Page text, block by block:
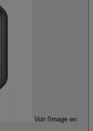
Voir l'image en